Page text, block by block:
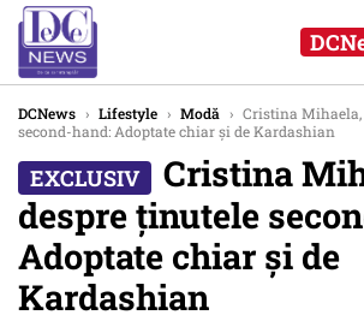
DCNews › Lifestyle › Modă › Cristina Mihaela,
second-hand: Adoptate chiar și de Kardashian
Cristina
despre ținutele
Adoptate chiar și de
Kardashian